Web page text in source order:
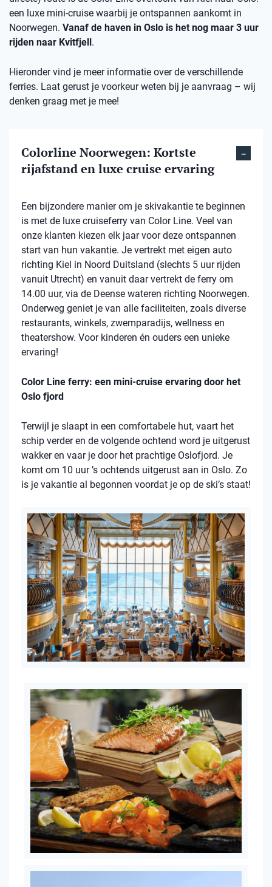
een luxe mini-cruise waarbij je ontspannen aankomt in
Noorwegen. Vanaf de haven in Oslo is het nog maar 3 uur
rijden naar Kvitfjell.
Hieronder vind je meer informatie over de verschillende
ferries. Laat gerust je voorkeur weten bij je aanvraag – wij
denken graag met je mee!
Colorline Noorwegen: Kortste
rijafstand en luxe cruise ervaring
Een bijzondere manier om je skivakantie te beginnen
is met de luxe cruiseferry van Color Line. Veel van
onze klanten kiezen elk jaar voor deze ontspannen
start van hun vakantie. Je vertrekt met eigen auto
richting Kiel in Noord Duitsland (slechts 5 uur rijden
vanuit Utrecht) en vanuit daar vertrekt de ferry om
14.00 uur, via de Deense wateren richting Noorwegen.
Onderweg geniet je van alle faciliteiten, zoals diverse
restaurants, winkels, zwemparadijs, wellness en
theatershow. Voor kinderen én ouders een unieke
ervaring!
Color Line ferry: een mini-cruise ervaring door het
Oslo fjord
Terwijl je slaapt in een comfortabele hut, vaart het
schip verder en de volgende ochtend word je uitgerust
wakker en vaar je door het prachtige Oslofjord. Je
komt om 10 uur ’s ochtends uitgerust aan in Oslo. Zo
is je vakantie al begonnen voordat je op de ski’s staat!